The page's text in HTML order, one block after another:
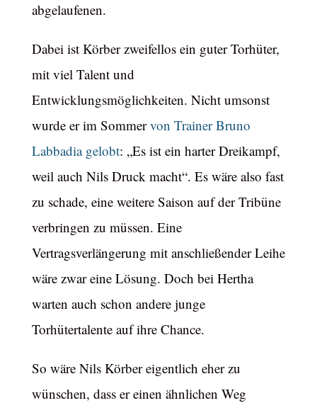
abgelaufenen.
Dabei ist Körber zweifellos ein guter Torhüter,
mit viel Talent und
Entwicklungsmöglichkeiten. Nicht umsonst
wurde er im Sommervon Trainer Bruno
Labbadia gelobt: „Es ist ein harter Dreikampf,
weil auch Nils Druck macht“. Es wäre also fast
zu schade, eine weitere Saison auf der Tribüne
verbringen zu müssen. Eine
Vertragsverlängerung mit anschließender Leihe
wäre zwar eine Lösung. Doch bei Hertha
warten auch schon andere junge
Torhütertalente auf ihre Chance.
So wäre Nils Körber eigentlich eher zu
wünschen, dass er einen ähnlichen Weg